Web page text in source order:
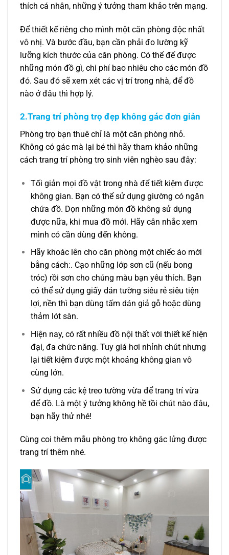
thích cá nhân, những ý tưởng tham khảo trên mạng.
Để thiết kế riêng cho mình một căn phòng độc nhất
vô nhị. Và bước đầu, bạn cần phải đo lường kỹ
lưỡng kích thước của căn phòng. Có thể để được
những món đồ gì, chi phí bao nhiêu cho các món đồ
đó. Sau đó sẽ xem xét các vị trí trong nhà, để đồ
nào ở đâu thì hợp lý.
2.Trang trí phòng trọ đẹp không gác đơn giản
Phòng trọ bạn thuê chỉ là một căn phòng nhỏ.
Không có gác mà lại bé thì hãy tham khảo những
cách trang trí phòng trọ sinh viên nghèo sau đây:
Tối giản mọi đồ vật trong nhà để tiết kiệm được
không gian. Bạn có thể sử dụng giường có ngăn
chứa đồ. Dọn những món đồ không sử dụng
được nữa, khi mua đồ mới. Hãy cân nhắc xem
mình có cần dùng đến không.
Hãy khoác lên cho căn phòng một chiếc áo mới
bằng cách:. Cạo những lớp sơn cũ (nếu bong
tróc) rồi sơn cho chúng màu bạn yêu thích. Bạn
có thể sử dụng giấy dán tường siêu rẻ siêu tiện
lợi, nền thì bạn dùng tấm dán giả gỗ hoặc dùng
thảm lót sàn.
Hiện nay, có rất nhiều đồ nội thất với thiết kế hiện
đại, đa chức năng. Tuy giá hơi nhỉnh chút nhưng
lại tiết kiệm được một khoảng không gian vô
cùng lớn.
Sử dụng các kệ treo tường vừa để trang trí vừa
để đồ. Là một ý tưởng không hề tồi chút nào đâu,
bạn hãy thử nhé!
Cùng coi thêm mẫu phòng trọ không gác lửng được
trang trí thêm nhé.